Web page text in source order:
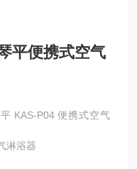
平便携式空气
气
淋浴器